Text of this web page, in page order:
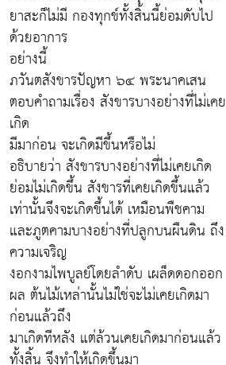
ยาสะก็ไม่มี กองทุกข์ทั้งสิ้นนี้ย่อมดับไป
ด้วยอาการ
อย่างนี้
ภวันตสังขารปัญหา ๖๔ พระนาคเสน
ตอบคำถามเรื่อง สังขารบางอย่างที่ไม่เคย
เกิด
มีมาก่อน จะเกิดมีขึ้นหรือไม่
อธิบายว่า สังขารบางอย่างที่ไม่เคยเกิด
ย่อมไม่เกิดขึ้น สังขารที่เคยเกิดขึ้นแล้ว
เท่านั้นจึงจะเกิดขึ้นได้ เหมือนพืชคาม
และภูตคามบางอย่างที่ปลูกบนผืนดิน ถึง
ความเจริญ
งอกงามไพบูลย์โดยลำดับ เผล็ดดอกออก
ผล ต้นไม้เหล่านั้นไม่ใช่จะไม่เคยเกิดมา
ก่อนแล้วถึง
มาเกิดทีหลัง แต่ล้วนเคยเกิดมาก่อนแล้ว
ทั้งสิ้น จึงทำให้เกิดขึ้นมา